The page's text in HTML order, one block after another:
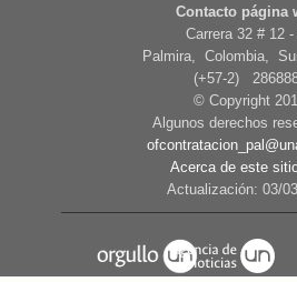
Contacto página
Carrera 32 # 12 -
Palmira, Colombia,
(+57-2)
© Copyright
Algunos derechos
Acerca de este
Actualización: 03/